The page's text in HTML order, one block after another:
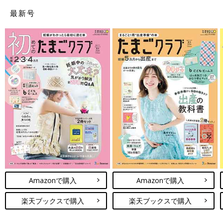
最新号
Amazonで購入
楽天ブックスで購入
Amazonで購入
楽天ブックスで購入